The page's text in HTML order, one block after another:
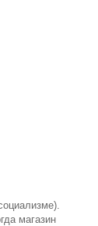
магазин